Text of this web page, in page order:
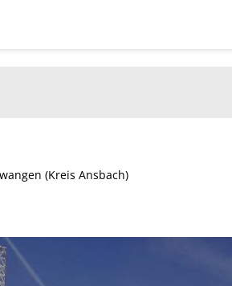
(Kreis Ansbach)